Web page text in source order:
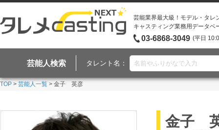
芸能業界最大級！モデル・タレ
キャスティング業務用データベ
03-6868-3049 (平日
芸能人検索 タレント名：
TOP > 芸能人一覧 > 金子 英彦
金子